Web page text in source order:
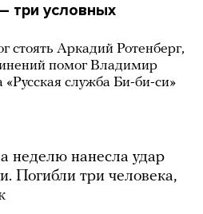
три условных
стоять Аркадий Ротенберг,
помог Владимир
служба Би-би-си»
неделю нанесла удар
Погибли три человека,